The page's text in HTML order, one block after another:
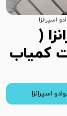
اسپرانزا
(
کمیاب
اسپرانزا